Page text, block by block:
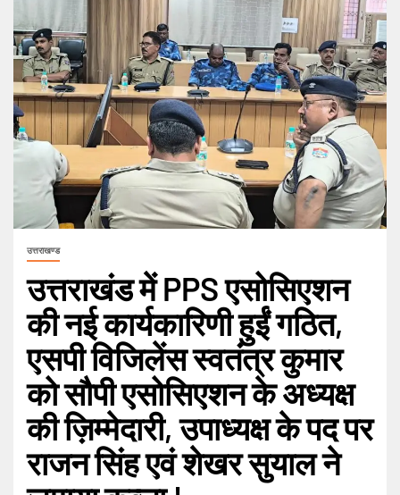
उत्तराखण्ड
उत्तराखंड में PPS एसोसिएशन
की नई कार्यकारिणी हुईं गठित,
एसपी विजिलेंस स्वतंत्र कुमार
को सौपी एसोसिएशन के अध्यक्ष
की ज़िम्मेदारी, उपाध्यक्ष के पद पर
राजन सिंह एवं शेखर सुयाल ने